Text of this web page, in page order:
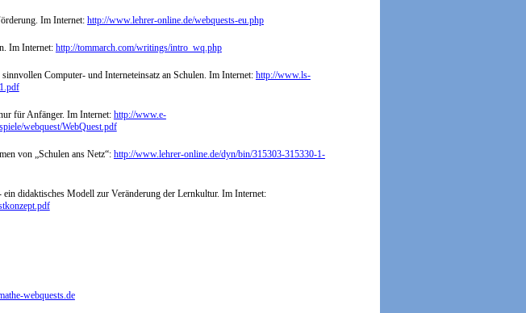
Im Internet: http://www.lehrer-online.de/webquests-eu.php
Im Internet: http://tommarch.com/writings/intro_wq.php
Computer- und Interneteinsatz an Schulen. Im Internet: http://www.ls-
für Anfänger. Im Internet: http://www.e-
webquest/WebQuest.pdf
von „Schulen ans Netz“: http://www.lehrer-online.de/dyn/bin/315303-315330-1-
ein didaktisches Modell zur Veränderung der Lernkultur. Im Internet:
webquests.de